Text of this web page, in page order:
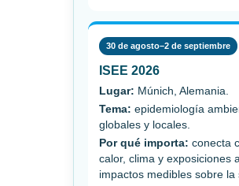
30 de agosto–2 de septiembre
ISEE 2026
Lugar: Múnich, Alemania.
Tema: epidemiología
globales y locales.
Por qué importa: conecta
calor, clima y exposiciones
impactos medibles sobre la